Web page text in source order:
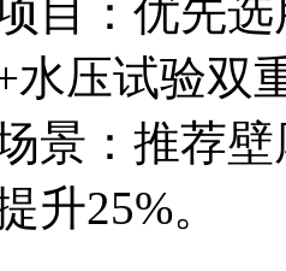
目：优先
水压试验双
景：推荐
升25%。